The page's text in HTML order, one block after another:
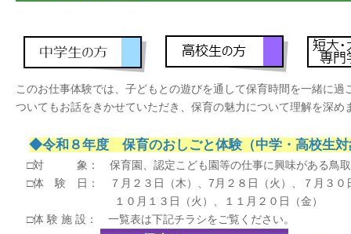
このお仕事体験では、子どもとの遊びを通して保育時間を一緒に
ついてもお話をきかせていただき、保育の魅力について理解を深め
◆令和８年度 保育のおしごと体験（中学・高校生
□対 象： 保育園、認定こども園等の仕事に興味がある鳥取
□体 験 日： ７月２３日（木）、7月２８日（火）、７月３０
１０月１３日（火）、１１月２０日（金）
□体 験 施 設： 一覧表は下記チラシをご覧ください。